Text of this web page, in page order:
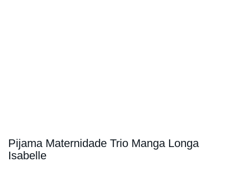
Pijama Maternidade Trio Manga Longa
Isabelle